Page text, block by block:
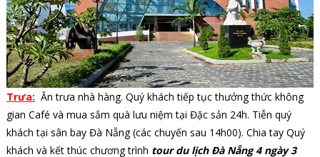
Trưa: Ăn trưa nhà hàng. Quý khách tiếp tục thưởng thức không
gian Café và mua sắm quà lưu niệm tại Đặc sản 24h. Tiễn quý
khách tại sân bay Đà Nẵng (các chuyến sau 14h00). Chia tay Quý
khách và kết thúc chương trình tour du lịch Đà Nẵng 4 ngày 3